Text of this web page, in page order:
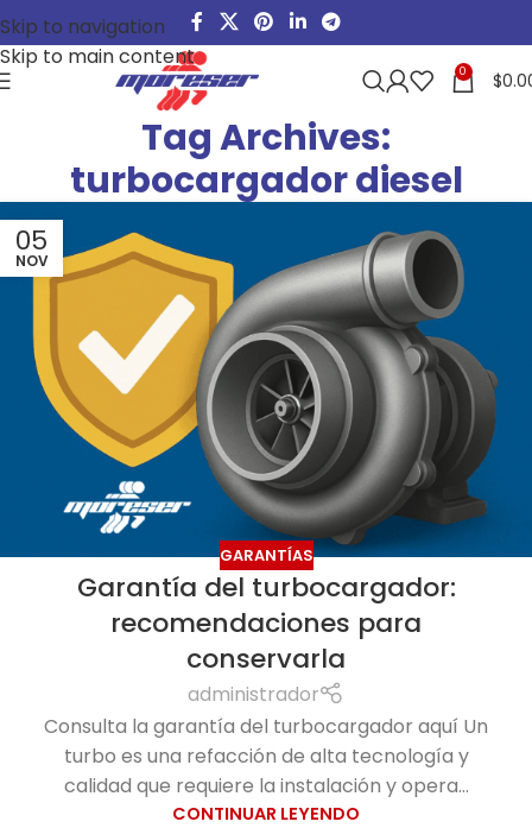
Skip to navigation
Skip to main content
0 $
Tag Archives:
turbocargador diesel
05
NOV
GARANTÍAS
Garantía del turbocargador:
recomendaciones para
conservarla
administrador
Consulta la garantía del turbocargador aquí Un
turbo es una refacción de alta tecnología y
calidad que requiere la instalación y opera...
CONTINUAR LEYENDO